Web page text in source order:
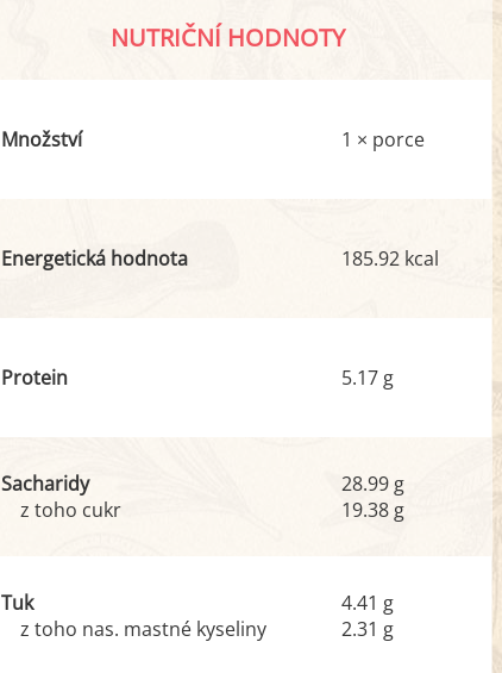
NUTRIČNÍ HODNOTY
Množství 1 × porce
Energetická hodnota 185.92 kcal
Protein 5.17 g
Sacharidy
z toho cukr
28.99 g
19.38 g
Tuk
z toho nas. mastné kyseliny
4.41 g
2.31 g